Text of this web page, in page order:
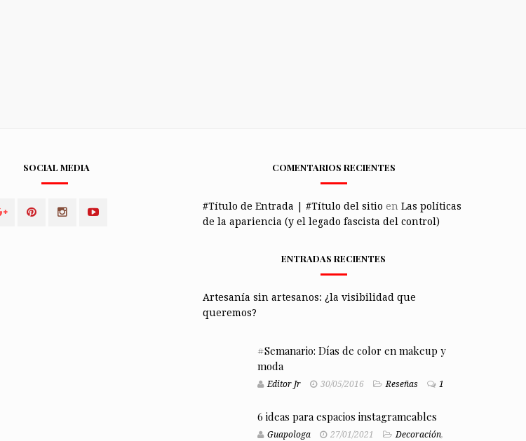
SOCIAL MEDIA COMENTARIOS RECIENTES
#Título de Entrada | #Título del sitio en Las políticas
de la apariencia (y el legado fascista del control)
ENTRADAS RECIENTES
Artesanía sin artesanos: ¿la visibilidad que
queremos?
#Semanario: Días de color en makeup y
moda
Editor Jr 30/05/2016 Reseñas 1
6 ideas para espacios instagrameables
Guapologa 27/01/2021 Decoración,